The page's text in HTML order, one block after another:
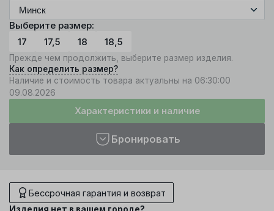
Выберите размер:
17
17,5 18 18,5
Прежде чем продолжить, выберите размер изделия.
Как определить размер?
Наличие и стоимость товара актуальны на 06:30:00
09.08.2026
Характеристики и наличие
Бронировать
Бессрочная гарантия и возврат